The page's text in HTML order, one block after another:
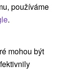
(6)
používáme
.
mohou být